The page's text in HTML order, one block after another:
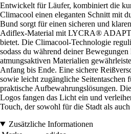
Entwickelt für Läufer, kombiniert die
Climacool einen eleganten Schnitt mit
Bund sorgt für einen sicheren und
Adiflex-Material mit LYCRA®
bietet. Die Climacool-Technologie
sodass du während deiner
atmungsaktiven Materialien
Anfang bis Ende. Eine sichere
sowie leicht zugängliche Seitentaschen
praktische Aufbewahrungslösungen.
Logos fangen das Licht ein und
Touch, der sowohl für die Stadt als
Zusätzliche Informationen